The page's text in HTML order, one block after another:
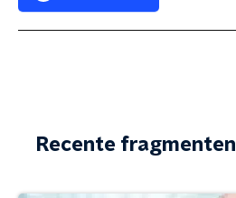
Recente fragmenten